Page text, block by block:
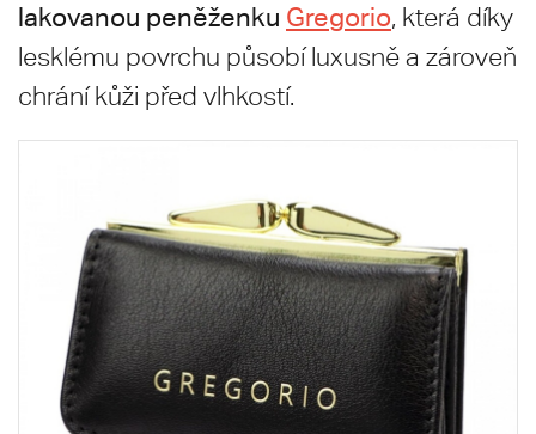
lakovanou peněženku Gregorio, která díky
lesklému povrchu působí luxusně a zároveň
chrání kůži před vlhkostí.